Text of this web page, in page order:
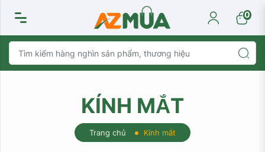
0
KÍNH MẮT
Trang chủ Kính mắt